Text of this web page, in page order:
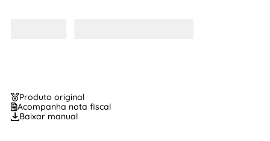
Produto original
Acompanha nota fiscal
Baixar manual